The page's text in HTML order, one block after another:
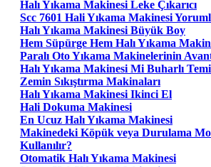
Halı Yıkama Makinesi Leke Çıkarıcı
Scc 7601 Hali Yıkama Makinesi
Halı Yıkama Makinesi Büyük Boy
Hem Süpürge Hem Halı Yıkama
Paralı Oto Yıkama Makinelerinin
Halı Yıkama Makinesi Mi Buharlı
Zemin Sıkıştırma Makinaları
Halı Yıkama Makinesi Ikinci El
Hali Dokuma Makinesi
En Ucuz Halı Yıkama Makinesi
Makinedeki Köpük veya Durulama
Kullanılır?
Otomatik Halı Yıkama Makinesi